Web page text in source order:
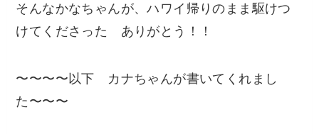
そんなかなちゃんが、ハワイ帰りのまま駆けつ
けてくださった ありがとう！！
〜〜〜〜以下 カナちゃんが書いてくれまし
た〜〜〜